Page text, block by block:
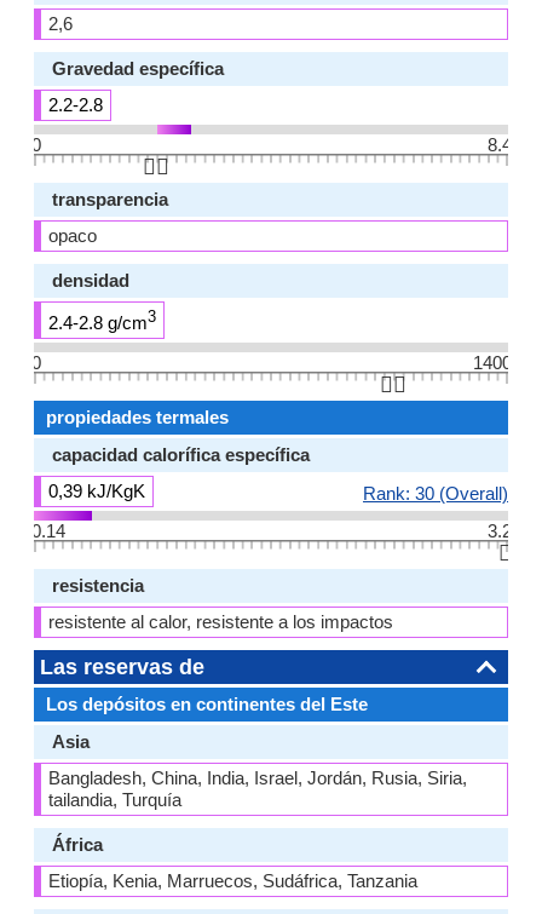
2,6
Gravedad específica
2.2-2.8
0
8.4
👆🏻
transparencia
opaco
densidad
2.4-2.8 g/cm3
0 1400
👆🏻
propiedades termales
capacidad calorífica específica
0,39 kJ/KgK
Rank: 30 (Overall)
0.14
3.2
👆🏻
resistencia
resistente al calor, resistente a los impactos
Las reservas de
Los depósitos en continentes del Este
Asia
Bangladesh, China, India, Israel, Jordán, Rusia, Siria,
tailandia, Turquía
África
Etiopía, Kenia, Marruecos, Sudáfrica, Tanzania